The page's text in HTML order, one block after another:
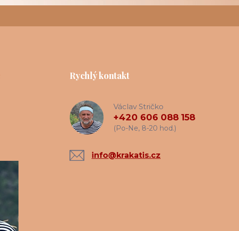
Rychlý kontakt
Václav Stričko
+420 606 088 158
(Po-Ne, 8-20 hod.)
info@krakatis.cz